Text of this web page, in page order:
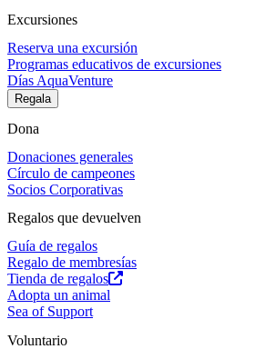
Excursiones
Reserva una excursión
Programas educativos de excursiones
Días AquaVenture
Regala
Dona
Donaciones generales
Círculo de campeones
Socios Corporativas
Regalos que devuelven
Guía de regalos
Regalo de membresías
Tienda de regalos
Adopta un animal
Sea of Support
Voluntario